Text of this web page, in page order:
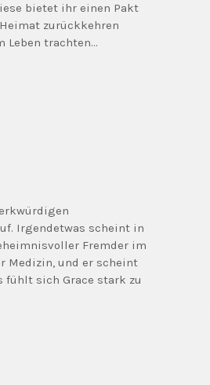
bietet ihr einen Pakt
zurückkehren
Leben trachten…
Irgendetwas scheint in
Fremder im
Medizin, und er scheint
fühlt sich Grace stark zu